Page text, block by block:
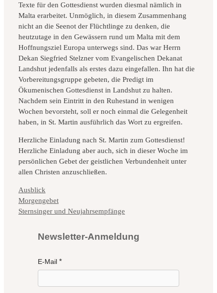
Texte für den Gottesdienst wurden diesmal nämlich in
Malta erarbeitet. Unmöglich, in diesem Zusammenhang
nicht an die Seenot der Flüchtlinge zu denken, die
heutzutage in den Gewässern rund um Malta mit dem
Hoffnungsziel Europa unterwegs sind. Das war Herrn
Dekan Siegfried Stelzner vom Evangelischen Dekanat
Landshut jedenfalls als erstes dazu eingefallen. Ihn hat die
Vorbereitungsgruppe gebeten, die Predigt im
Ökumenischen Gottesdienst in Landshut zu halten.
Nachdem sein Eintritt in den Ruhestand in wenigen
Wochen bevorsteht, soll er noch einmal die Gelegenheit
haben, in St. Martin ausführlich das Wort zu ergreifen.
Herzliche Einladung nach St. Martin zum Gottesdienst!
Herzliche Einladung aber auch, sich in dieser Woche im
persönlichen Gebet der geistlichen Verbundenheit unter
allen Christen anzuschließen.
Kategorien
Ausblick
Morgengebet
Sternsinger und Neujahrsempfänge
Newsletter-Anmeldung
E-Mail